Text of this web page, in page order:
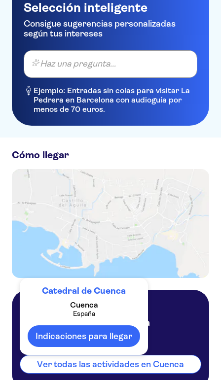
Selección inteligente
Consigue sugerencias personalizadas
según tus intereses
Haz una pregunta...
Ejemplo: Entradas sin colas para visitar La
Pedrera en Barcelona con audioguía por
menos de 70 euros.
Cómo llegar
Catedral de Cuenca
Cuenca
España
Indicaciones para llegar
Cuenca
España
Ver todas las actividades en Cuenca